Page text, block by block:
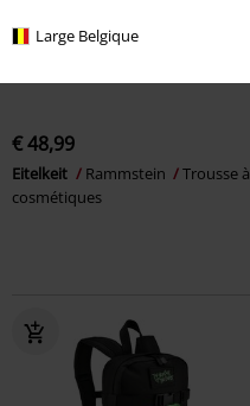
Large Belgique
€ 48,99
Eitelkeit Rammstein
Trousse à
cosmétiques